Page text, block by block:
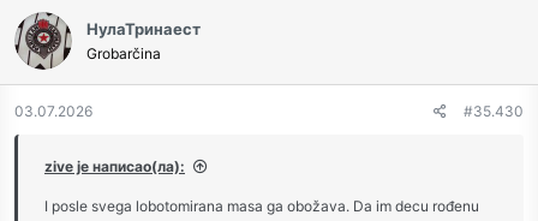
c
t
i
o
n
НулаТринаест
Grobarčina
03.07.2026 #35.430
zive је написао(ла):
I posle svega lobotomirana masa ga obožava. Da im decu rođenu